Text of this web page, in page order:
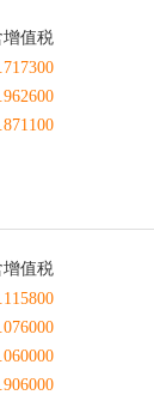
增值税
增值税